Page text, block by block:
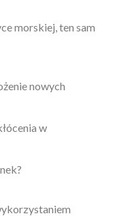
morskiej, ten sam
nowych
w